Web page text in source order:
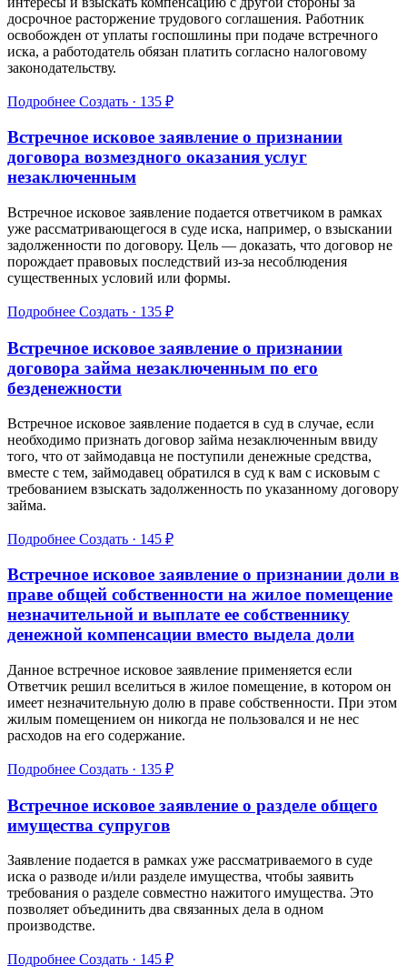
досрочное расторжение трудового соглашения. Работник
освобожден от уплаты госпошлины при подаче встречного
иска, а работодатель обязан платить согласно налоговому
законодательству.
Подробнее Создать · 135 ₽
Встречное исковое заявление о признании
договора возмездного оказания услуг
незаключенным
Встречное исковое заявление подается ответчиком в рамках
уже рассматривающегося в суде иска, например, о взыскании
задолженности по договору. Цель — доказать, что договор не
порождает правовых последствий из-за несоблюдения
существенных условий или формы.
Подробнее Создать · 135 ₽
Встречное исковое заявление о признании
договора займа незаключенным по его
безденежности
Встречное исковое заявление подается в суд в случае, если
необходимо признать договор займа незаключенным ввиду
того, что от займодавца не поступили денежные средства,
вместе с тем, займодавец обратился в суд к вам с исковым с
требованием взыскать задолженность по указанному договору
займа.
Подробнее Создать · 145 ₽
Встречное исковое заявление о признании доли в
праве общей собственности на жилое помещение
незначительной и выплате ее собственнику
денежной компенсации вместо выдела доли
Данное встречное исковое заявление применяется если
Ответчик решил вселиться в жилое помещение, в котором он
имеет незначительную долю в праве собственности. При этом
жилым помещением он никогда не пользовался и не нес
расходов на его содержание.
Подробнее Создать · 135 ₽
Встречное исковое заявление о разделе общего
имущества супругов
Заявление подается в рамках уже рассматриваемого в суде
иска о разводе и/или разделе имущества, чтобы заявить
требования о разделе совместно нажитого имущества. Это
позволяет объединить два связанных дела в одном
производстве.
Подробнее Создать · 145 ₽